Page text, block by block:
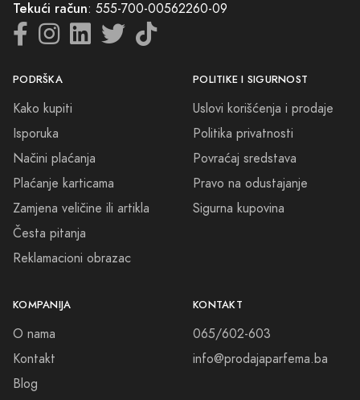
Tekući račun: 555-700-00562260-09
PODRŠKA
Kako kupiti
Isporuka
Načini plaćanja
Plaćanje karticama
Zamjena veličine ili artikla
Česta pitanja
Reklamacioni obrazac
POLITIKE I SIGURNOST
Uslovi korišćenja i prodaje
Politika privatnosti
Povraćaj sredstava
Pravo na odustajanje
Sigurna kupovina
KOMPANIJA
O nama
Kontakt
Blog
KONTAKT
065/602-603
info@prodajaparfema.ba